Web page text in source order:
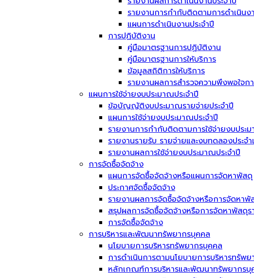
รายงานการกำกับติดตามการดำเนินง
แผนการดำเนินงานประจำปี
การปฏิบัติงาน
คู่มือมาตรฐานการปฏิบัติงาน
คู่มือมาตรฐานการให้บริการ
ข้อมูลสถิติการให้บริการ
รายงานผลการสำรวจความพึงพอใจก
แผนการใช้จ่ายงบประมาณประจำปี
ข้อบัญญัติงบประมาณรายจ่ายประจำปี
แผนการใช้จ่ายงบประมาณประจำปี
รายงานการกำกับติดตามการใช้จ่ายงบปร
รายงานรายรับ รายจ่ายและงบทดลองประจ
รายงานผลการใช้จ่ายงบประมาณประจำปี
การจัดซื้อจัดจ้าง
แผนการจัดซื้อจัดจ้างหรือแผนการจัดหาพัสดุ
ประกาศจัดซื้อจัดจ้าง
รายงานผลการจัดซื้อจัดจ้างหรือการจัดหาพั
สรุปผลการจัดซื้อจัดจ้างหรือการจัดหาพัสดุร
การจัดซื้อจัดจ้าง
การบริหารและพัฒนาทรัพยากรบุคคล
นโยบายการบริหารทรัพยากรบุคคล
การดำเนินการตามนโยบายการบริหารทรัพ
หลักเกณฑ์การบริหารและพัฒนาทรัพยากรบุ